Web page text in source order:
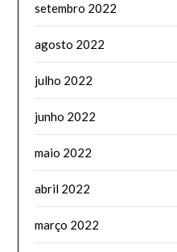
setembro 2022
agosto 2022
julho 2022
junho 2022
maio 2022
abril 2022
março 2022